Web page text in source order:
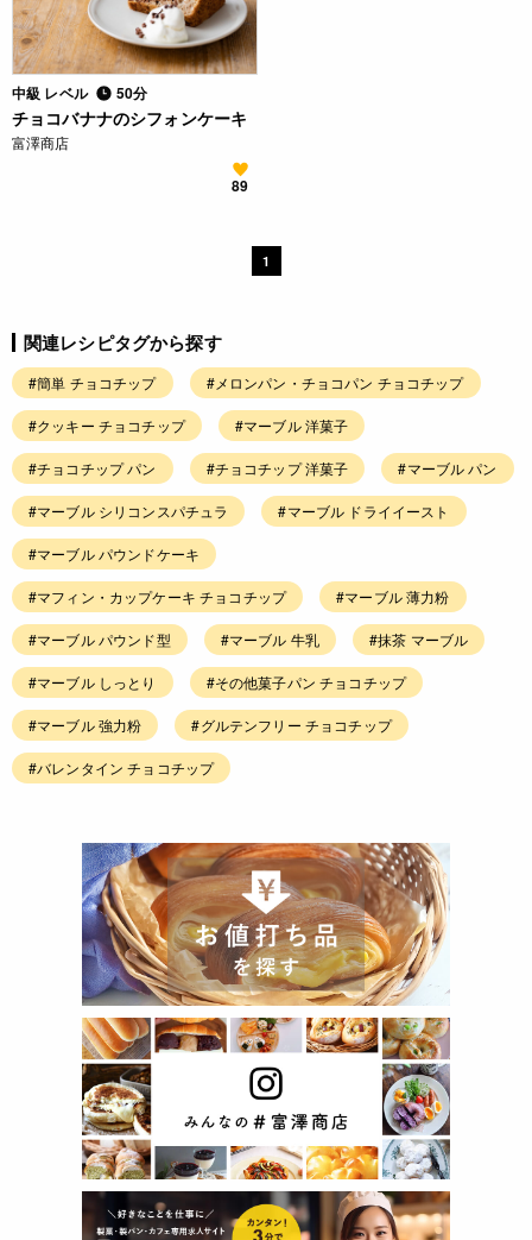
中級 レベル 50分
チョコバナナのシフォンケーキ
富澤商店
89
1
関連レシピタグから探す
#簡単 チョコチップ #メロンパン・チョコパン チョコチップ
#クッキー チョコチップ #マーブル 洋菓子
#チョコチップ パン #チョコチップ 洋菓子 #マーブル パン
#マーブル シリコンスパチュラ #マーブル ドライイースト
#マーブル パウンドケーキ
#マフィン・カップケーキ チョコチップ #マーブル 薄力粉
#マーブル パウンド型 #マーブル 牛乳 #抹茶 マーブル
#マーブル しっとり #その他菓子パン チョコチップ
#マーブル 強力粉 #グルテンフリー チョコチップ
#バレンタイン チョコチップ